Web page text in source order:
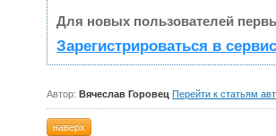
Для новых пользователей
Зарегистрироваться в
Автор: Вячеслав Горовец Перейти к статьям
наверх